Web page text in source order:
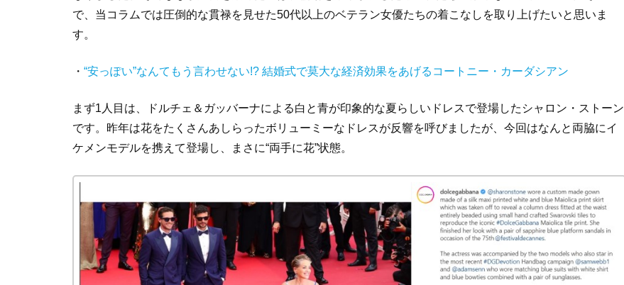
で、当コラムでは圧倒的な貫禄を見せた50代以上のベテラン女優たちの着こなしを取り上げたいと思いま
す。
・ “安っぽい”なんてもう言わせない!? 結婚式で莫大な経済効果をあげるコートニー・カーダシアン
まず1人目は、ドルチェ＆ガッバーナによる白と青が印象的な夏らしいドレスで登場したシャロン・ストーン
です。昨年は花をたくさんあしらったボリューミーなドレスが反響を呼びましたが、今回はなんと両脇にイ
ケメンモデルを携えて登場し、まさに“両手に花”状態。